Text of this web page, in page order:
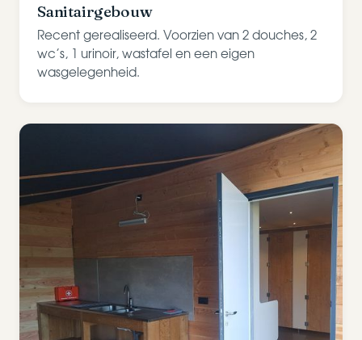
Sanitairgebouw
Recent gerealiseerd. Voorzien van 2 douches, 2
wc’s, 1 urinoir, wastafel en een eigen
wasgelegenheid.